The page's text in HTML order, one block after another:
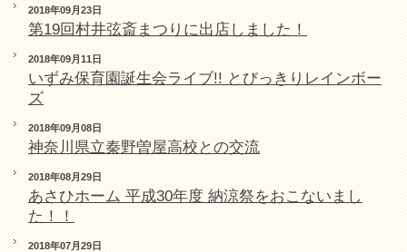
2018年09月23日
第19回村井弦斎まつりに出店しました！
2018年09月11日
いずみ保育園誕生会ライブ!! とびっきりレインボー
ズ
2018年09月08日
神奈川県立秦野曽屋高校との交流
2018年08月29日
あさひホーム 平成30年度 納涼祭をおこないまし
た！！
2018年07月29日